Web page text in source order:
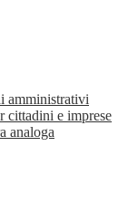
amministrativi
cittadini e imprese
analoga